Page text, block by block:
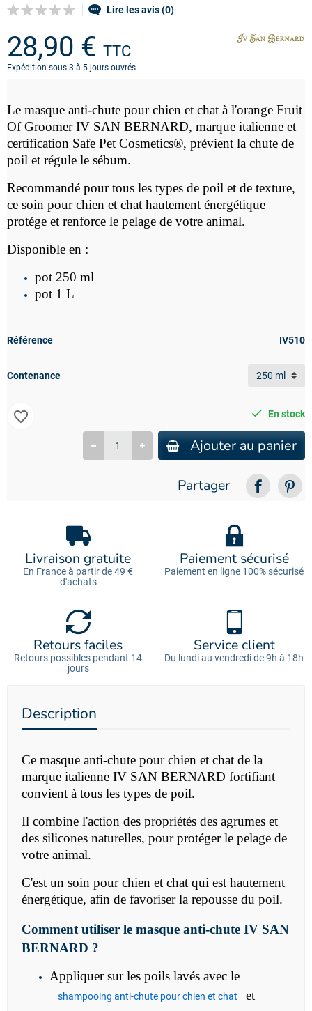
Lire les avis (0)
28,90 € TTC
Expédition sous 3 à 5 jours ouvrés
Le masque anti-chute pour chien et chat à l'orange Fruit
Of Groomer IV SAN BERNARD, marque italienne et
certification Safe Pet Cosmetics®, prévient la chute de
poil et régule le sébum.
Recommandé pour tous les types de poil et de texture,
ce soin pour chien et chat hautement énergétique
protége et renforce le pelage de votre animal.
Disponible en :
pot 250 ml
pot 1 L
Référence IV510
Contenance
En stock
Ajouter au panier
favorite_border
Partager
Livraison gratuite
En France à partir de 49 €
d'achats
Paiement sécurisé
Paiement en ligne 100% sécurisé
Retours faciles
Retours possibles pendant 14
jours
Service client
Du lundi au vendredi de 9h à 18h
Description
Ce masque anti-chute pour chien et chat de la
marque italienne IV SAN BERNARD fortifiant
convient à tous les types de poil.
Il combine l'action des propriétés des agrumes et
des silicones naturelles, pour protéger le pelage de
votre animal.
C'est un soin pour chien et chat qui est hautement
énergétique, afin de favoriser la repousse du poil.
Comment utiliser le masque anti-chute IV SAN
BERNARD ?
Appliquer sur les poils lavés avec le
shampooing anti-chute pour chien et chat
et